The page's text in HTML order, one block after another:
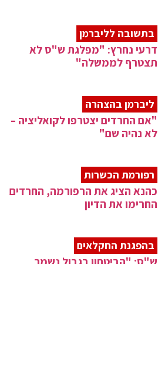
בתשובה לליברמן
דרעי נחרץ: "מפלגת ש"ס לא
תצטרף לממשלה"
ליברמן בהצהרה
"אם החרדים יצטרפו לקואליציה –
לא נהיה שם"
רפורמת הכשרות
כהנא הציג את הרפורמה, החרדים
החרימו את הדיון
בהפגנת החקלאים
ש"ס: "הביטחון בגבול נשמר